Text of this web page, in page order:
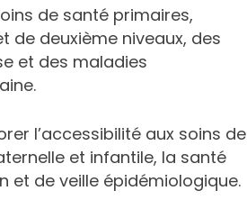
de santé primaires,
deuxième niveaux, des
et des maladies
l’accessibilité aux soins de
et infantile, la santé
et de veille épidémiologique.